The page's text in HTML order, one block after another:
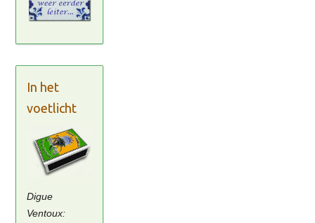
In het
voetlicht
Digue
Ventoux: